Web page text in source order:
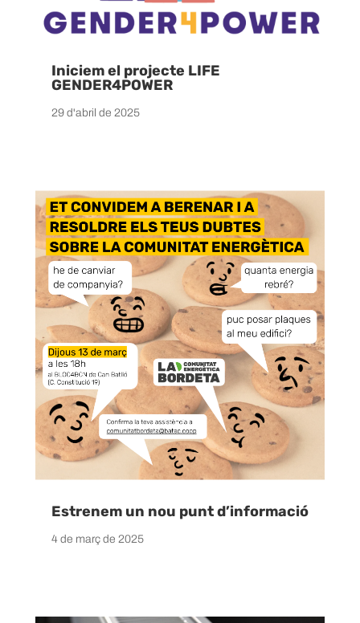
Iniciem el projecte LIFE
GENDER4POWER
29 d'abril de 2025
Estrenem un nou punt d’informació
4 de març de 2025